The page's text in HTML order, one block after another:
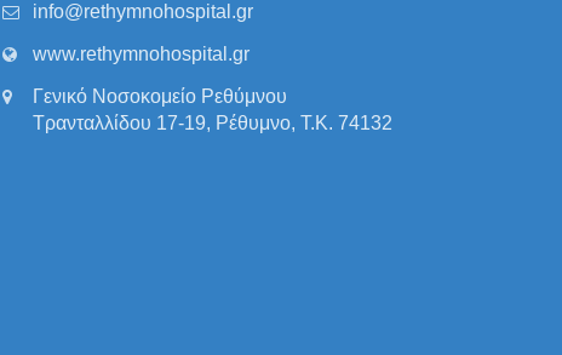
info@rethymnohospital.gr
www.rethymnohospital.gr
Γενικό Νοσοκομείο Ρεθύμνου
Τρανταλλίδου 17-19, Ρέθυμνο, Τ.Κ. 74132